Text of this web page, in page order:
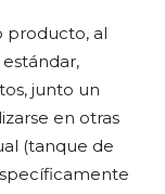
producto, al
junto un
en otras
(tanque de